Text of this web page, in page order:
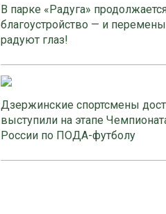
В парке «Радуга»
благоустройство — и перемены
радуют глаз!
Дзержинские спортсмены
выступили на этапе
России по ПОДА-футболу